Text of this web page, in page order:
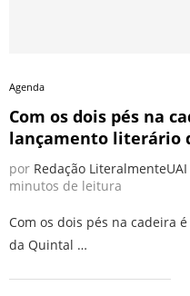
Agenda
Com os dois pés na
lançamento literário
por Redação LiteralmenteUAI
minutos de leitura
Com os dois pés na cadeira
da Quintal …